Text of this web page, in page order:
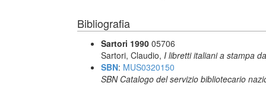
Bibliografia
Sartori 1990 05706
Sartori, Claudio, I libretti italiani a stampa
SBN: MUS0320150
SBN Catalogo del servizio bibliotecario